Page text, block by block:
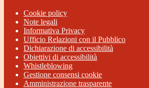
Cookie policy
Note legali
Informativa Privacy
Ufficio Relazioni con il Pubblico
Dichiarazione di accessibilità
Obiettivi di accessibilità
Whistleblowing
Gestione consensi cookie
Amministrazione trasparente